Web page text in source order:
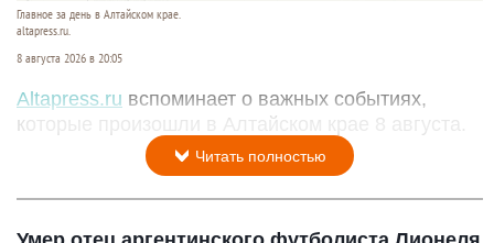
Главное за день в Алтайском крае.
altapress.ru.
8 августа 2026 в 20:05
Altapress.ru вспоминает о важных событиях,
которые произошли в Алтайском крае 8 августа.
Читать полностью